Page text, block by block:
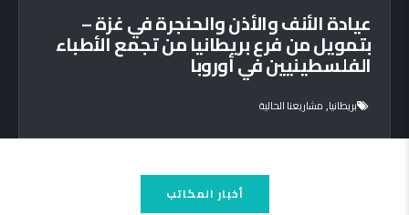
عيادة الأنف والأذن والحنجرة في غزة –
بتمويل من فرع بريطانيا من تجمع الأطباء
الفلسطينيين في أوروبا
بريطانيا, مشاريعنا الحالية
أخبار المكاتب